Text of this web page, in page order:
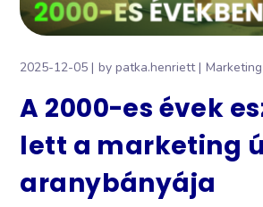
2025-12-05 bypatka.henriett Marketing
A 2000-es évek
lett a marketing
aranybányája